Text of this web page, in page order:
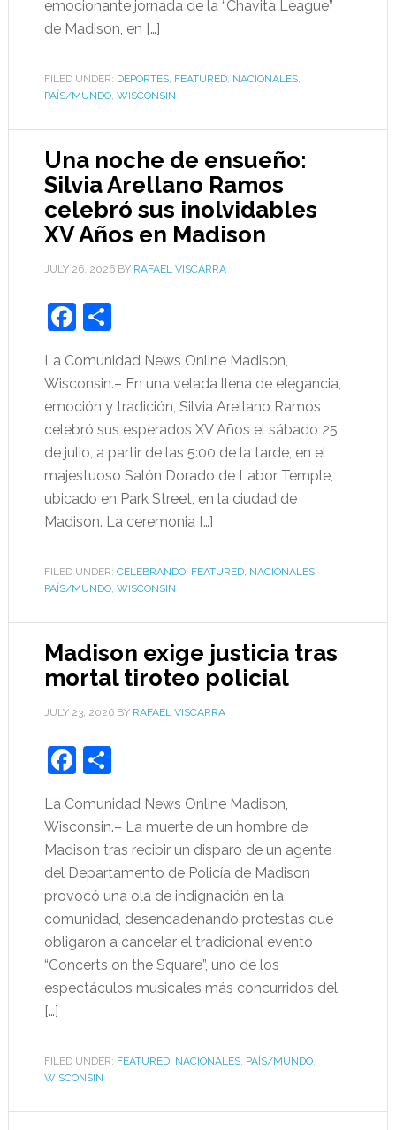
emocionante jornada de la “Chavita League”
de Madison, en […]
FILED UNDER: DEPORTES, FEATURED, NACIONALES,
PAÍS/MUNDO, WISCONSIN
Una noche de ensueño:
Silvia Arellano Ramos
celebró sus inolvidables
XV Años en Madison
JULY 26, 2026BY RAFAEL VISCARRA
Facebook
Share
La Comunidad News Online Madison,
Wisconsin.– En una velada llena de elegancia,
emoción y tradición, Silvia Arellano Ramos
celebró sus esperados XV Años el sábado 25
de julio, a partir de las 5:00 de la tarde, en el
majestuoso Salón Dorado de Labor Temple,
ubicado en Park Street, en la ciudad de
Madison. La ceremonia […]
FILED UNDER: CELEBRANDO, FEATURED, NACIONALES,
PAÍS/MUNDO, WISCONSIN
Madison exige justicia tras
mortal tiroteo policial
JULY 23, 2026BY RAFAEL VISCARRA
Facebook
Share
La Comunidad News Online Madison,
Wisconsin.– La muerte de un hombre de
Madison tras recibir un disparo de un agente
del Departamento de Policía de Madison
provocó una ola de indignación en la
comunidad, desencadenando protestas que
obligaron a cancelar el tradicional evento
“Concerts on the Square”, uno de los
espectáculos musicales más concurridos del
[…]
FILED UNDER: FEATURED, NACIONALES, PAÍS/MUNDO,
WISCONSIN